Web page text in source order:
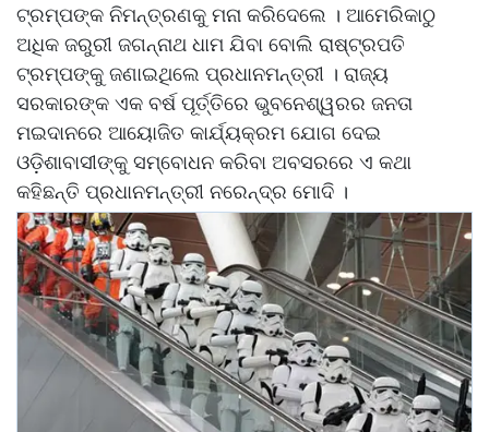
ଟ୍ରମ୍ପଙ୍କ ନିମନ୍ତ୍ରଣକୁ ମନା କରିଦେଲେ । ଆମେରିକାଠୁ
ଅଧିକ ଜରୁରୀ ଜଗନ୍ନାଥ ଧାମ ଯିବା ବୋଲି ରାଷ୍ଟ୍ରପତି
ଟ୍ରମ୍ପଙ୍କୁ ଜଣାଇଥିଲେ ପ୍ରଧାନମନ୍ତ୍ରୀ । ରାଜ୍ୟ
ସରକାରଙ୍କ ଏକ ବର୍ଷ ପୂର୍ତ୍ତିରେ ଭୁବନେଶ୍ୱରର ଜନତା
ମଇଦାନରେ ଆୟୋଜିତ କାର୍ଯ୍ୟକ୍ରମ ଯୋଗ ଦେଇ
ଓଡ଼ିଶାବାସୀଙ୍କୁ ସମ୍ବୋଧନ କରିବା ଅବସରରେ ଏ କଥା
କହିଛନ୍ତି ପ୍ରଧାନମନ୍ତ୍ରୀ ନରେନ୍ଦ୍ର ମୋଦି ।